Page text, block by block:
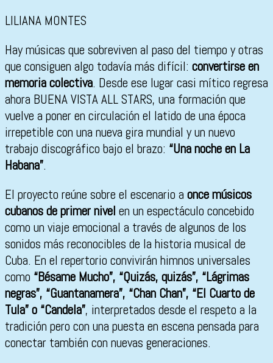
LILIANA MONTES
Hay músicas que sobreviven al paso del tiempo y otras
que consiguen algo todavía más difícil: convertirse en
memoria colectiva. Desde ese lugar casi mítico regresa
ahora BUENA VISTA ALL STARS, una formación que
vuelve a poner en circulación el latido de una época
irrepetible con una nueva gira mundial y un nuevo
trabajo discográfico bajo el brazo: “Una noche en La
Habana”.
El proyecto reúne sobre el escenario a once músicos
cubanos de primer nivel en un espectáculo concebido
como un viaje emocional a través de algunos de los
sonidos más reconocibles de la historia musical de
Cuba. En el repertorio convivirán himnos universales
como “Bésame Mucho”, “Quizás, quizás”, “Lágrimas
negras”, “Guantanamera”, “Chan Chan”, “El Cuarto de
Tula” o “Candela”, interpretados desde el respeto a la
tradición pero con una puesta en escena pensada para
conectar también con nuevas generaciones.